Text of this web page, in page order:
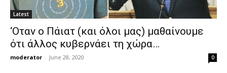
Latest
‘Οταν ο Πάιατ (και όλοι μας) μαθαίνουμε
ότι άλλος κυβερνάει τη χώρα…
moderator - June 28, 2020 0